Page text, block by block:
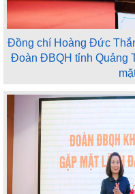
Đồng chí Hoàng Đức
Đoàn ĐBQH tỉnh Quảng